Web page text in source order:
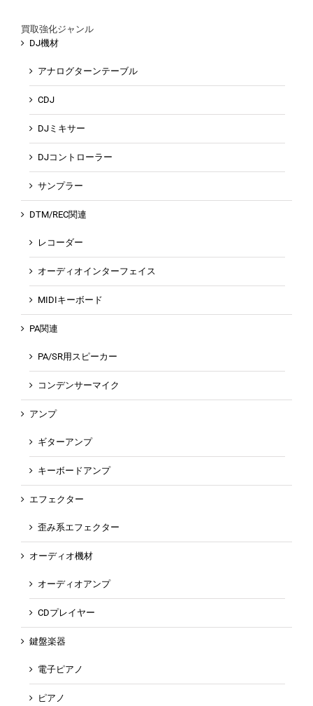
買取強化ジャンル
DJ機材
アナログターンテーブル
CDJ
DJミキサー
DJコントローラー
サンプラー
DTM/REC関連
レコーダー
オーディオインターフェイス
MIDIキーボード
PA関連
PA/SR用スピーカー
コンデンサーマイク
アンプ
ギターアンプ
キーボードアンプ
エフェクター
歪み系エフェクター
オーディオ機材
オーディオアンプ
CDプレイヤー
鍵盤楽器
電子ピアノ
ピアノ